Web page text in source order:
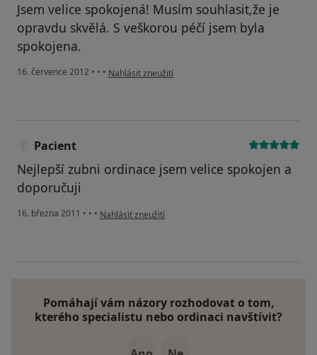
Jsem velice spokojená! Musím souhlasit,že je
opravdu skvělá. S veškorou péčí jsem byla
spokojena.
16. července 2012 • • • podle názoru uživatele Váš účet byl odstraněn
Nahlásit zneužití
Pacient
Nejlepší zubni ordinace jsem velice spokojen a
doporučuji
16. března 2011 • • • podle názoru uživatele Pacient
Nahlásit zneužití
Pomáhají vám názory rozhodovat o tom,
kterého specialistu nebo ordinaci navštívit?